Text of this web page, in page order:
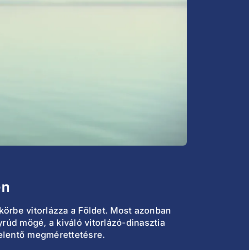
vitorlázza a Földet. Most azonban
mögé, a kiváló vitorlázó-dinasztia
megmérettetésre.